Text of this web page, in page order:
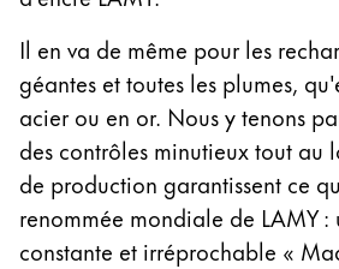
Cadeaux
Holiday Special
Gift Ideas
Coffrets cadeaux
LAMY pico Lx
Gravure
Il en va de même pour les
géantes et toutes les plumes,
acier ou en or. Nous y tenons
des contrôles minutieux tout au
de production garantissent ce
renommée mondiale de LAMY
constante et irréprochable «